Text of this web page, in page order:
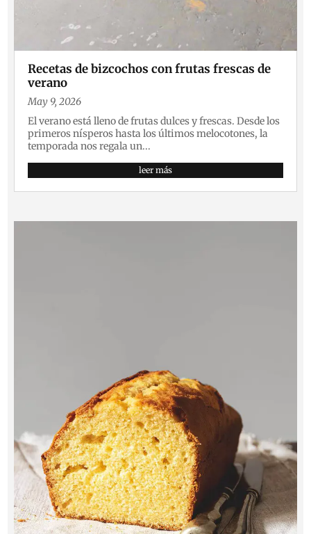
Recetas de bizcochos con frutas frescas de
verano
May 9, 2026
El verano está lleno de frutas dulces y frescas. Desde los
primeros nísperos hasta los últimos melocotones, la
temporada nos regala un...
leer más